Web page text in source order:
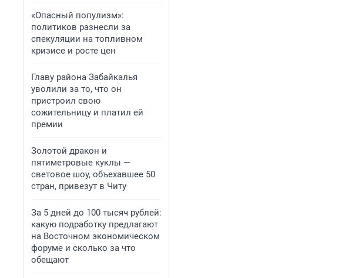
«Опасный популизм»:
политиков разнесли за
спекуляции на топливном
кризисе и росте цен
Главу района Забайкалья
уволили за то, что он
пристроил свою
сожительницу и платил ей
премии
Золотой дракон и
пятиметровые куклы —
световое шоу, объехавшее 50
стран, привезут в Читу
За 5 дней до 100 тысяч рублей:
какую подработку предлагают
на Восточном экономическом
форуме и сколько за что
обещают